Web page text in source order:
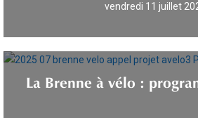
vendredi 11 juillet
La Brenne à vélo :